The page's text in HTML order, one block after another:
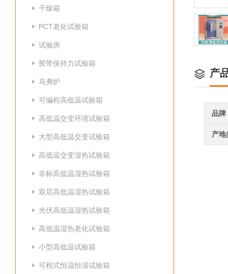
干燥箱
PCT老化试验箱
试验房
胶带保持力试验箱
马弗炉
可编程高低温试验箱
高低温交变环境试验箱
大型高低温交变试验箱
高低温交变湿热试验箱
非标高低温湿热试验箱
双层高低温湿热试验箱
光伏高低温湿热试验箱
高低温湿热老化试验箱
小型高低温试验箱
可程式恒温恒湿试验箱
产
品牌
产地